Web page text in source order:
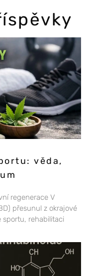
věda,
regenerace V
přesunul z okrajové
rehabilitaci